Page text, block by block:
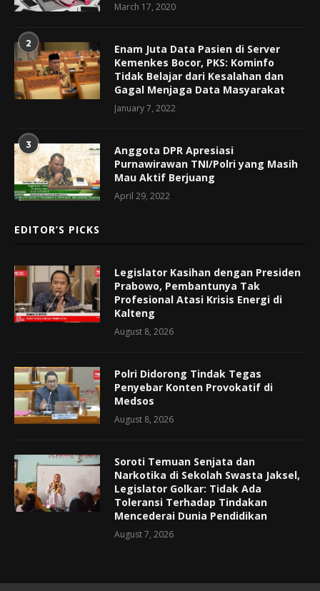
March 17, 2020
2
Enam Juta Data Pasien di Server
Kemenkes Bocor, PKS: Kominfo
Tidak Belajar dari Kesalahan dan
Gagal Menjaga Data Masyarakat
January 7, 2022
3
Anggota DPR Apresiasi
Purnawirawan TNI/Polri yang Masih
Mau Aktif Berjuang
April 29, 2022
EDITOR’S PICKS
Legislator Kasihan dengan Presiden
Prabowo, Pembantunya Tak
Profesional Atasi Krisis Energi di
Kalteng
August 8, 2026
Polri Didorong Tindak Tegas
Penyebar Konten Provokatif di
Medsos
August 8, 2026
Soroti Temuan Senjata dan
Narkotika di Sekolah Swasta Jaksel,
Legislator Golkar: Tidak Ada
Toleransi Terhadap Tindakan
Mencederai Dunia Pendidikan
August 7, 2026